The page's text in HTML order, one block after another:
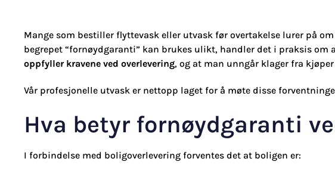
Mange som bestiller flyttevask eller utvask før overtakelse lurer på
begrepet “fornøydgaranti” kan brukes ulikt, handler det i praksis
oppfyller kravene ved overlevering, og at man unngår klager fra
Vår profesjonelle utvask er nettopp laget for å møte disse
Hva betyr fornøydgaranti
I forbindelse med boligoverlevering forventes det at boligen er: